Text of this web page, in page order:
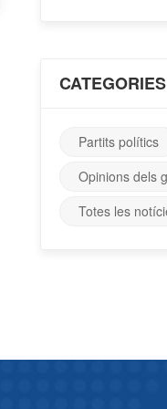
CATEGORIES
Partits polítics
Opinions dels
Totes les